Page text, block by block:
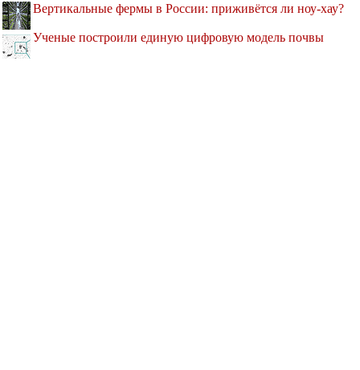
Вертикальные фермы в России: приживётся ли ноу-хау?
Ученые построили единую цифровую модель почвы